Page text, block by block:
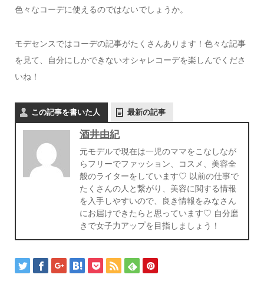
色々なコーデに使えるのではないでしょうか。
モデセンスではコーデの記事がたくさんあります！色々な記事
を見て、自分にしかできないオシャレコーデを楽しんでくださ
いね！
この記事を書いた人 最新の記事
酒井由紀
元モデルで現在は一児のママをこなしなが
らフリーでファッション、コスメ、美容全
般のライターをしています♡ 以前の仕事で
たくさんの人と繋がり、美容に関する情報
を入手しやすいので、良き情報をみなさん
にお届けできたらと思っています♡ 自分磨
きで女子力アップを目指しましょう！